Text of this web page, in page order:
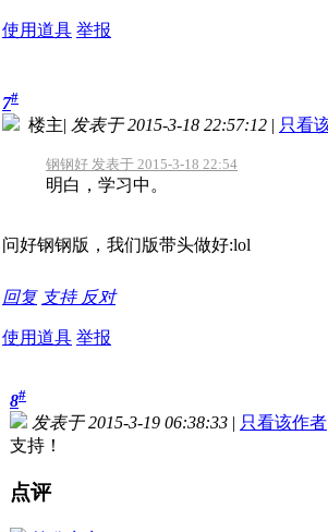
使用道具 举报
7#
楼主| 发表于 2015-3-18 22:57:12 | 只看
钢钢好 发表于 2015-3-18 22:54
明白，学习中。
问好钢钢版，我们版带头做好:lol
回复 支持 反对
使用道具 举报
8#
发表于 2015-3-19 06:38:33 | 只看该作者
支持！
点评